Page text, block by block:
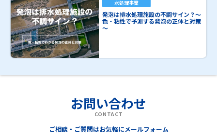
水処理事業
発泡は排水処理施設の不調サイン？～
色・粘性で予測する発泡の正体と対策
～
お問い合わせ
CONTACT
ご相談・ご質問はお気軽にメールフォーム